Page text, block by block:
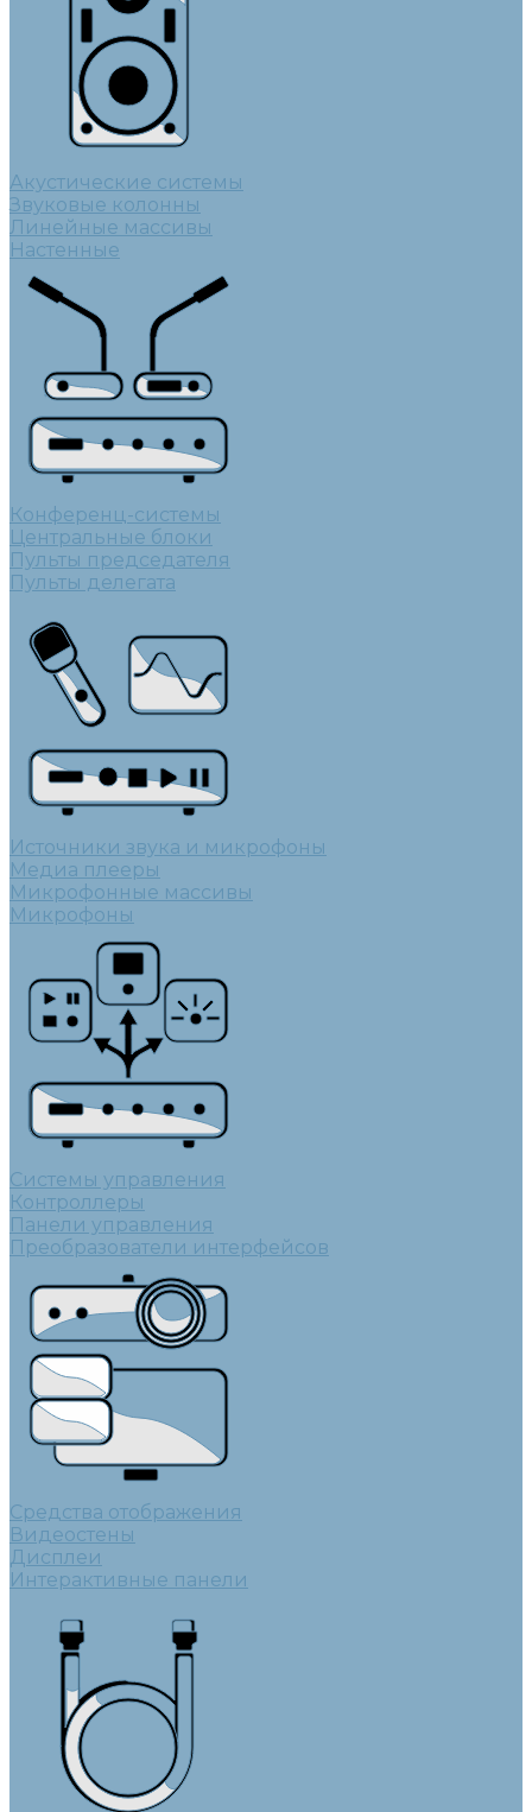
Акустические системы
Звуковые колонны
Линейные массивы
Настенные
Конференц-системы
Центральные блоки
Пульты председателя
Пульты делегата
Источники звука и микрофоны
Медиа плееры
Микрофонные массивы
Микрофоны
Системы управления
Контроллеры
Панели управления
Преобразователи интерфейсов
Средства отображения
Видеостены
Дисплеи
Интерактивные панели